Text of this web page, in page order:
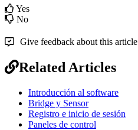
Yes
No
Give feedback about this article
Related Articles
Introducción al software
Bridge y Sensor
Registro e inicio de sesión
Paneles de control